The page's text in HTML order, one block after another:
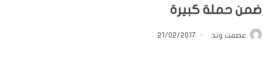
ضمن حملة كبيرة
عصمت وتد 21/02/2017